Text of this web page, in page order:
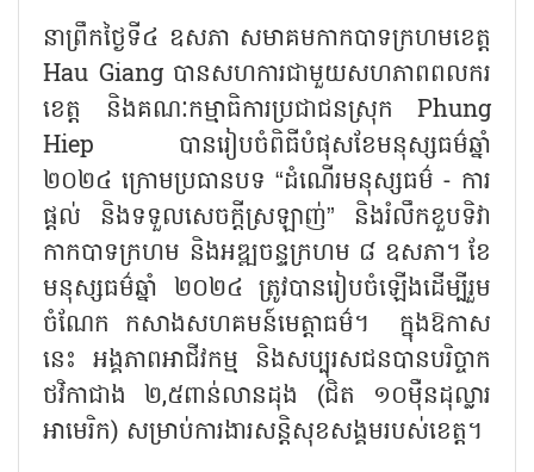
នាព្រឹកថ្ងៃទី៤ ឧសភា សមាគមកាកបាទក្រហមខេត្ត
Hau Giang បានសហការជាមួយសហភាពពលករ
ខេត្ត និងគណៈកម្មាធិការប្រជាជនស្រុក Phung
Hiep បានរៀបចំពិធីបំផុសខែមនុស្សធម៌ឆ្នាំ
២០២៤ ក្រោមប្រធានបទ “ដំណើរមនុស្សធម៌ - ការ
ផ្តល់ និងទទួលសេចក្តីស្រឡាញ់” និងរំលឹកខួបទិវា
កាកបាទក្រហម និងអឌ្ឍចន្ទក្រហម ៨ ឧសភា។ ខែ
មនុស្សធម៌ឆ្នាំ ២០២៤ ត្រូវបានរៀបចំឡើងដើម្បីរួម
ចំណែក កសាងសហគមន៍មេត្តាធម៌។ ក្នុងឱកាស
នេះ អង្គភាពអាជីវកម្ម និងសប្បុរសជនបានបរិច្ចាក
ថវិកាជាង ២,៥ពាន់លានដុង (ជិត ១០ម៉ឺនដុល្លារ
អាមេរិក) សម្រាប់ការងារសន្តិសុខសង្គមរបស់ខេត្ត។